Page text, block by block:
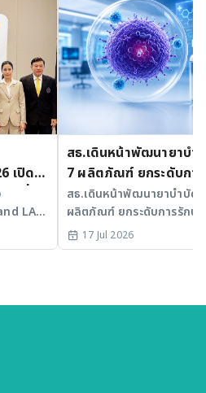
เปิด
คลื่อน
าเซียน
LAB
สธ.เดินหน้าพัฒนายาบำ
7 ผลิตภัณฑ์ ยกระดับกา
มะเร็งและ SLE
สธ.เดินหน้าพัฒนายาบำบัด
ผลิตภัณฑ์ ยกระดับการรักษา
SLE พร้อมเร่ง Medical AI
ประเทศไทย
17 Jul 2026